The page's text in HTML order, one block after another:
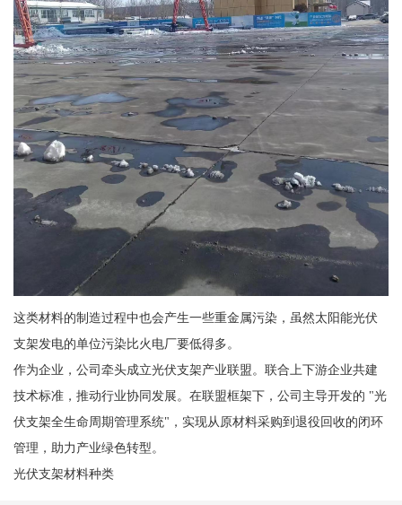
这类材料的制造过程中也会产生一些重金属污染，虽然太阳能光伏
支架发电的单位污染比火电厂要低得多。
作为企业，公司牵头成立光伏支架产业联盟。联合上下游企业共建
技术标准，推动行业协同发展。在联盟框架下，公司主导开发的 "光
伏支架全生命周期管理系统"，实现从原材料采购到退役回收的闭环
管理，助力产业绿色转型。
光伏支架材料种类